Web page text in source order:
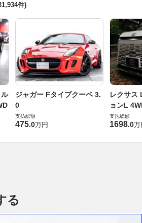
件)
ジャガー Fタイプクーペ 3.
0
支払総額
475.0万円
レクサス
ョンL
支払総額
1698.0万
る